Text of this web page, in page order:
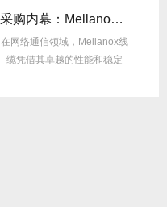
采购内幕：Mellanox线缆验真3步走，假货休想蒙混过关！
在网络通信领域，Mellanox线
缆凭借其卓越的性能和稳定